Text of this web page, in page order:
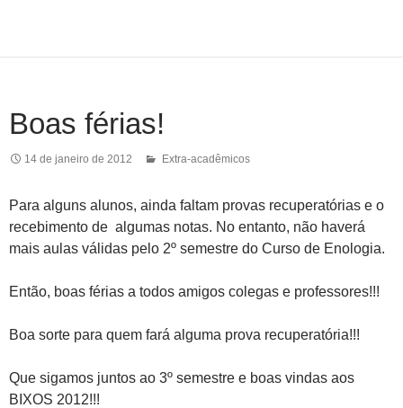
Boas férias!
14 de janeiro de 2012 Extra-acadêmicos
Para alguns alunos, ainda faltam provas recuperatórias e o
recebimento de algumas notas. No entanto, não haverá
mais aulas válidas pelo 2º semestre do Curso de Enologia.
Então, boas férias a todos amigos colegas e professores!!!
Boa sorte para quem fará alguma prova recuperatória!!!
Que sigamos juntos ao 3º semestre e boas vindas aos
BIXOS 2012!!!